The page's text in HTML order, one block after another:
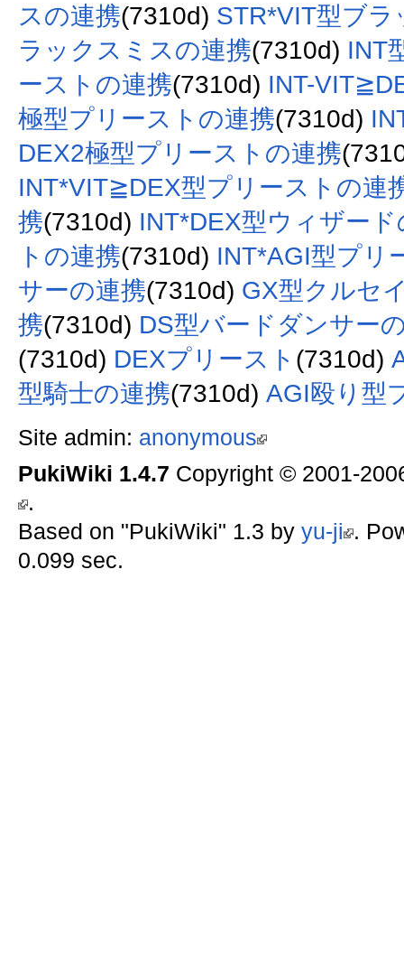
スの連携(7310d) STR*VIT型ブ
ラックスミスの連携(7310d) INT
ーストの連携(7310d) INT-
極型プリーストの連携(7310d)
DEX2極型プリーストの連携
INT*VIT≧DEX型プリーストの連
携(7310d) INT*DEX型ウィザード
トの連携(7310d) INT*AGI型プリ
サーの連携(7310d) GX型クルセ
携(7310d) DS型バードダンサー
(7310d) DEXプリースト (7310d)
型騎士の連携(7310d) AGI殴り型
Site admin: anonymous
PukiWiki 1.4.7 Copyright © 2001-
.
Based on "PukiWiki" 1.3 by yu-ji .
0.099 sec.